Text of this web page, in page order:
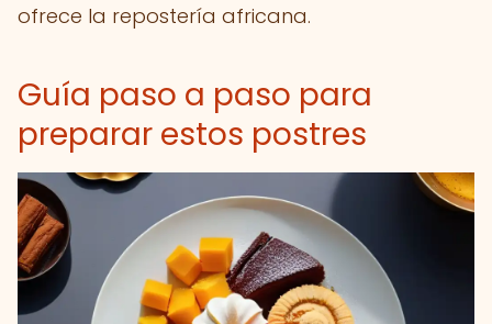
ofrece la repostería africana.
Guía paso a paso para
preparar estos postres